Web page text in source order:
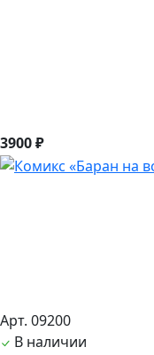
3900 ₽
Арт. 09200
В наличии